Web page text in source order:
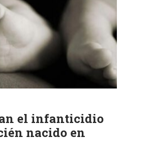
el infanticidio
nacido en